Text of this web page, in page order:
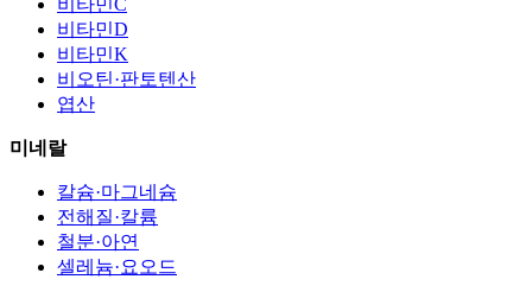
비타민D
비타민K
비오틴·판토텐산
엽산
미네랄
칼슘·마그네슘
전해질·칼륨
철분·아연
셀레늄·요오드